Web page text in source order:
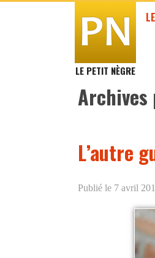
LE PETIT NÈGRE
L’autre
Publié le 7 avril